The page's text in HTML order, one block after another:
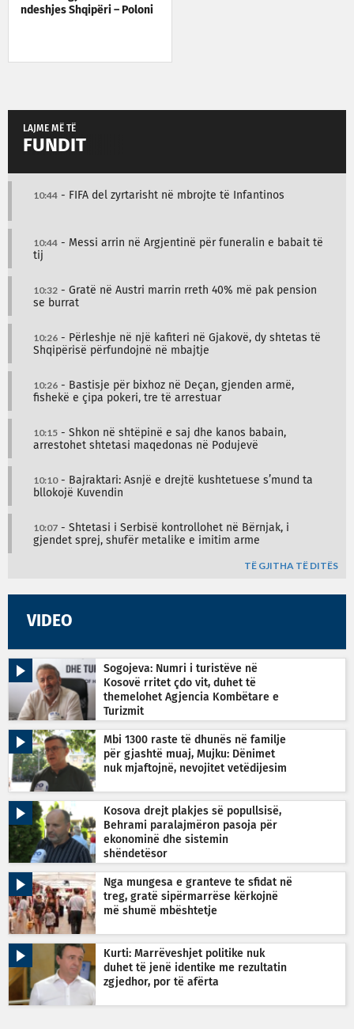
ndeshjes Shqipëri – Poloni
LAJME MË TË
FUNDIT
10:44 - FIFA del zyrtarisht në mbrojte të Infantinos
10:44 - Messi arrin në Argjentinë për funeralin e babait të
tij
10:32 - Gratë në Austri marrin rreth 40% më pak pension
se burrat
10:26 - Përleshje në një kafiteri në Gjakovë, dy shtetas të
Shqipërisë përfundojnë në mbajtje
10:26 - Bastisje për bixhoz në Deçan, gjenden armë,
fishekë e çipa pokeri, tre të arrestuar
10:15 - Shkon në shtëpinë e saj dhe kanos babain,
arrestohet shtetasi maqedonas në Podujevë
10:10- Bajraktari: Asnjë e drejtë kushtetuese s’mund ta
bllokojë Kuvendin
10:07 - Shtetasi i Serbisë kontrollohet në Bërnjak, i
gjendet sprej, shufër metalike e imitim arme
TË GJITHA TË DITËS
VIDEO
Sogojeva: Numri i turistëve në
Kosovë rritet çdo vit, duhet të
themelohet Agjencia Kombëtare e
Turizmit
Mbi 1300 raste të dhunës në familje
për gjashtë muaj, Mujku: Dënimet
nuk mjaftojnë, nevojitet vetëdijesim
Kosova drejt plakjes së popullsisë,
Behrami paralajmëron pasoja për
ekonominë dhe sistemin
shëndetësor
Nga mungesa e granteve te sfidat në
treg, gratë sipërmarrëse kërkojnë
më shumë mbështetje
Kurti: Marrëveshjet politike nuk
duhet të jenë identike me rezultatin
zgjedhor, por të afërta